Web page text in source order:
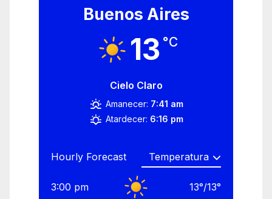
Buenos Aires
13 °C
Cielo Claro
Amanecer: 7:41 am
Atardecer: 6:16 pm
Hourly Forecast
3:00 pm 13°/13°